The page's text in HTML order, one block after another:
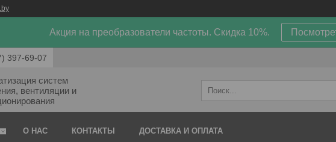
Акция на преобразователи частоты. Скидка 10%.
397-69-07
систем
вентиляции и
О НАС КОНТАКТЫ ДОСТАВКА И ОПЛАТА